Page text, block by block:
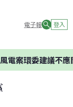
電子報 登入
建議不應開發